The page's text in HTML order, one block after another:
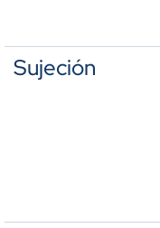
Sujeción